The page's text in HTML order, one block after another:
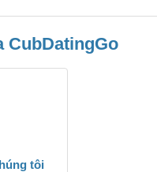
CubDatingGo
tôi